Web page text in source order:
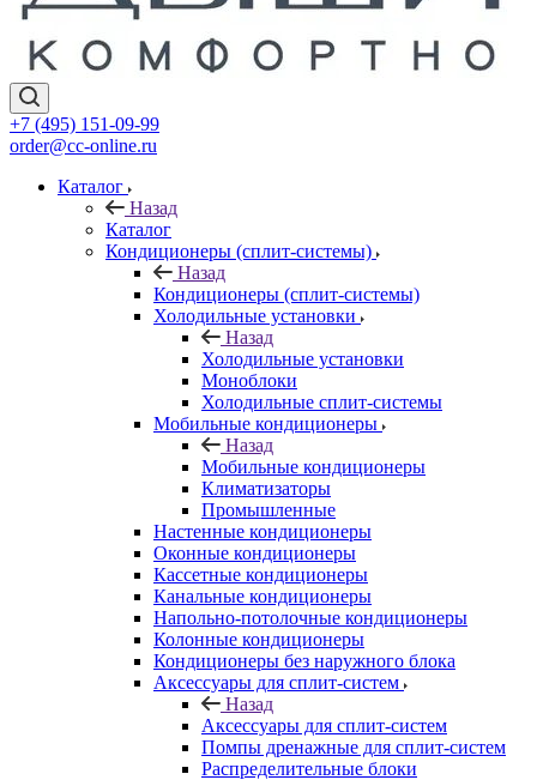
+7 (495) 151-09-99
order@cc-online.ru
Каталог
Назад
Каталог
Кондиционеры (сплит-системы)
Назад
Кондиционеры (сплит-системы)
Холодильные установки
Назад
Холодильные установки
Моноблоки
Холодильные сплит-системы
Мобильные кондиционеры
Назад
Мобильные кондиционеры
Климатизаторы
Промышленные
Настенные кондиционеры
Оконные кондиционеры
Кассетные кондиционеры
Канальные кондиционеры
Напольно-потолочные кондиционеры
Колонные кондиционеры
Кондиционеры без наружного блока
Аксессуары для сплит-систем
Назад
Аксессуары для сплит-систем
Помпы дренажные для сплит-систем
Распределительные блоки